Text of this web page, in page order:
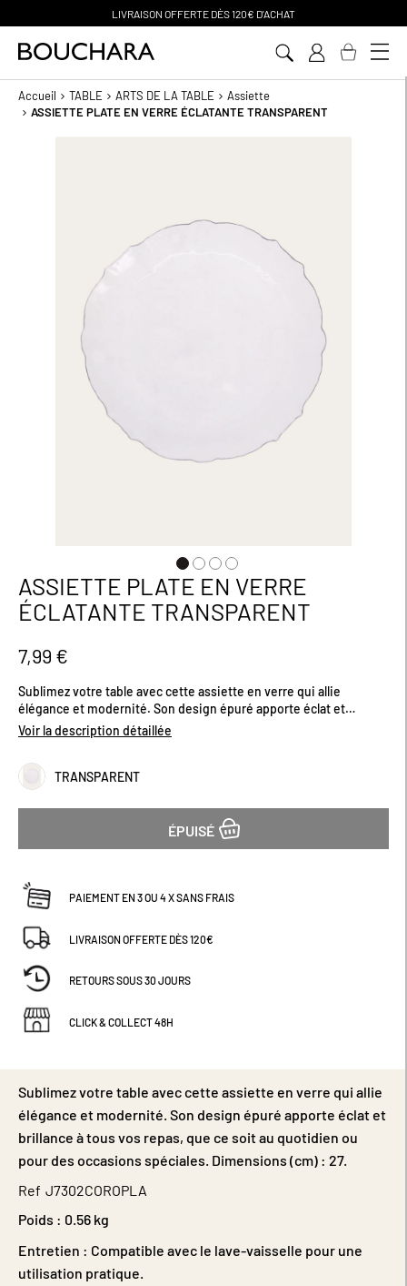
PAIEMENT EN 3 SANS
Accueil TABLE ARTS DE LA TABLE
Assiette
ASSIETTE PLATE EN VERRE ÉCLATANTE TRANSPARENT
Passer
au
début
la
Galerie
d’images
ASSIETTE PLATE EN VERRE
ÉCLATANTE TRANSPARENT
7,99 €
Sublimez votre table avec cette assiette en verre qui allie
élégance et modernité. Son design épuré apporte éclat et
brillance à tous vos repas, que ce soit au quotidien ou pour des
occasions spéciales. Dimensions (cm) : 27.
Voir la description détaillée
TRANSPARENT
ÉPUISÉ
PAIEMENT EN 3 OU 4 X SANS FRAIS
LIVRAISON OFFERTE DÈS 120€
RETOURS SOUS 30 JOURS
CLICK & COLLECT 48H
Sublimez votre table avec cette assiette en verre qui allie
élégance et modernité. Son design épuré apporte éclat et
brillance à tous vos repas, que ce soit au quotidien ou
pour des occasions spéciales. Dimensions (cm) : 27.
Ref J7302COROPLA
Poids : 0.56 kg
Entretien : Compatible avec le lave-vaisselle pour une
utilisation pratique.